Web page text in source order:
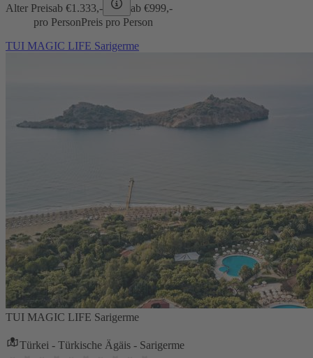
Alter Preisab €1.333,- ab €999,-
pro PersonPreis pro Person
TUI MAGIC LIFE Sarigerme
TUI MAGIC LIFE Sarigerme
Türkei - Türkische Ägäis - Sarigerme